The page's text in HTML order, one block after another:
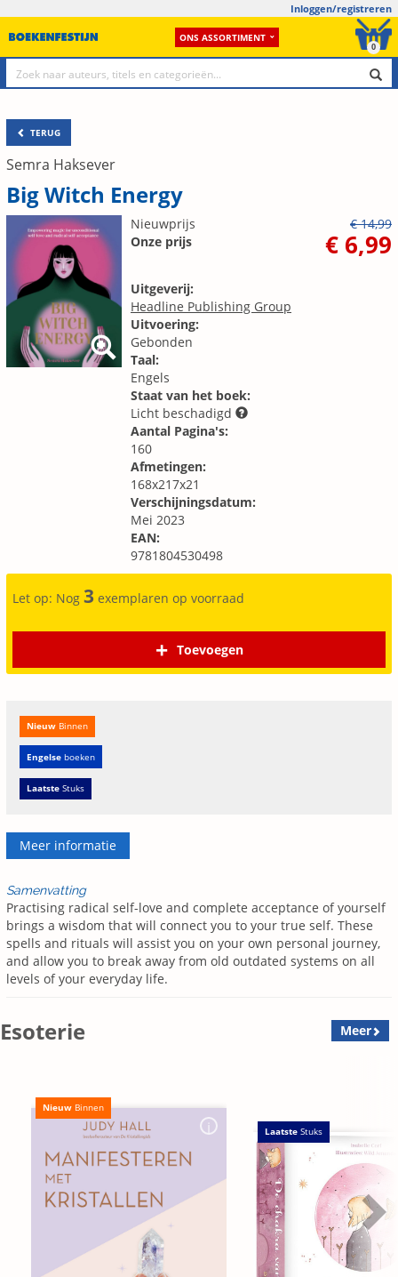
Inloggen/registreren
ONS ASSORTIMENT
0
TERUG
Semra Haksever
Big Witch Energy
Nieuwprijs
€ 14,99
Onze prijs
€ 6,99
Uitgeverij:
Headline Publishing Group
Uitvoering:
Gebonden
Taal:
Engels
Staat van het boek:
Licht beschadigd
Aantal Pagina's:
160
Afmetingen:
168x217x21
Verschijningsdatum:
Mei 2023
EAN:
9781804530498
Let op: Nog 3 exemplaren op voorraad
Toevoegen
Nieuw Binnen
Engelse boeken
Laatste Stuks
Meer informatie
Samenvatting
Practising radical self-love and complete acceptance of yourself
brings a wisdom that will connect you to your true self. These
spells and rituals will assist you on your own personal journey,
and allow you to break away from old outdated systems on all
levels of your everyday life.
Esoterie Meer
Nieuw Binnen
Laatste Stuks